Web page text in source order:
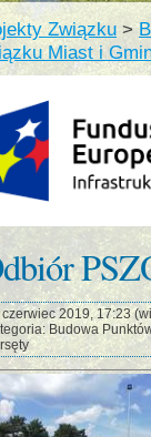
Związku >
Miast i
2019, 17:23
Budowa